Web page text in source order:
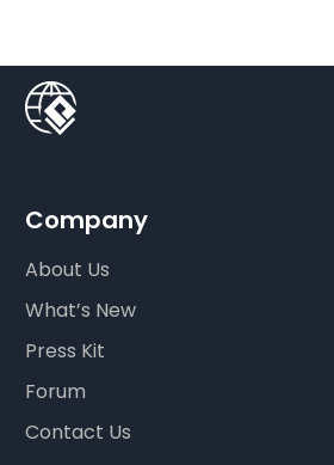
Company
About Us
What’s New
Press Kit
Forum
Contact Us